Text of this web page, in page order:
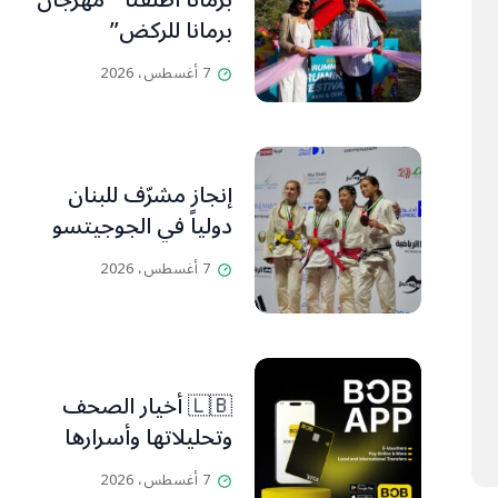
برمانا للركض”
7 أغسطس، 2026
إنجاز مشرّف للبنان
دولياً في الجوجيتسو
7 أغسطس، 2026
🇱🇧 أخيار الصحف
وتحليلاتها وأسرارها
7 أغسطس، 2026